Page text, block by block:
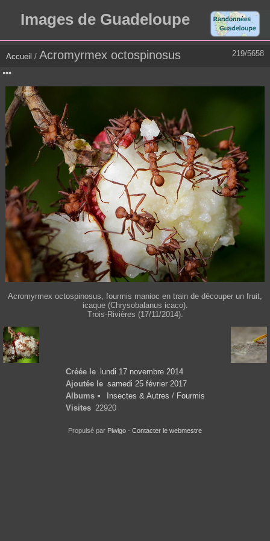
Images de Guadeloupe
219/5658
Accueil / Acromyrmex octospinosus
Acromyrmex octospinosus, fourmis manioc en train de découper un fruit,
icaque (Chrysobalanus icaco).
Trois-Rivières (17/11/2014).
Créée le
lundi 17 novembre 2014
Ajoutée le samedi 25 février 2017
Albums
Insectes & Autres / Fourmis
Visites 22920
Propulsé par Piwigo - Contacter le webmestre